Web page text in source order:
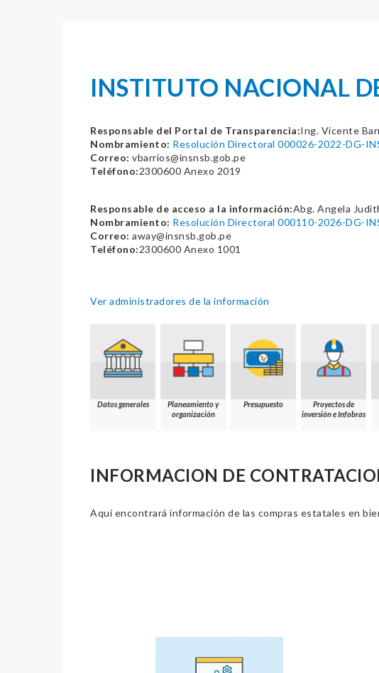
INSTITUTO NACIONAL
Responsable del Portal de Transparencia:Ing. Vicente
Nombramiento: Resolución Directoral 000026-2022-DG-
Correo: vbarrios@insnsb.gob.pe
Teléfono:2300600 Anexo 2019
Responsable de acceso a la información:Abg. Angela
Nombramiento: Resolución Directoral 000110-2026-DG-
Correo: away@insnsb.gob.pe
Teléfono:2300600 Anexo 1001
Ver administradores de la información
Datos generales
Planeamiento y
organización
Presupuesto
Proyectos de
inversión e Infobras
INFORMACION DE
Aquí encontrará información de las compras estatales en